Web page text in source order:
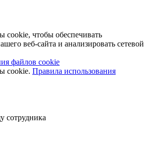
чтобы обеспечивать
веб-сайта и анализировать сетевой
файлов cookie
cookie. Правила использования
сотрудника